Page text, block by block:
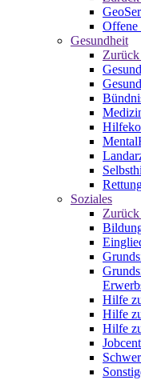
Offene
Gesundheit
Soziales
Hilfe
Hilfe
Hilfe